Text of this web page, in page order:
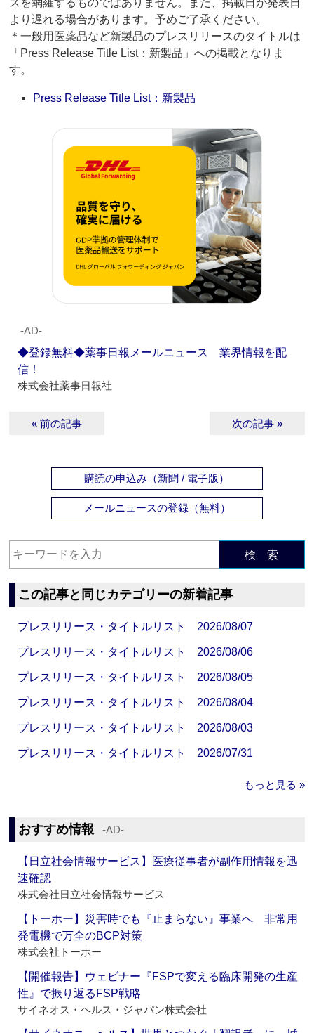
スを網羅するものではありません。また、掲載日が発表日
より遅れる場合があります。予めご了承ください。
＊一般用医薬品など新製品のプレスリリースのタイトルは
「Press Release Title List：新製品」への掲載となりま
す。
Press Release Title List：新製品
‐AD‐
◆登録無料◆薬事日報メールニュース 業界情報を配
信！
株式会社薬事日報社
« 前の記事 次の記事 »
購読の申込み（新聞 / 電子版）
メールニュースの登録（無料）
検 索
この記事と同じカテゴリーの新着記事
プレスリリース・タイトルリスト 2026/08/07
プレスリリース・タイトルリスト 2026/08/06
プレスリリース・タイトルリスト 2026/08/05
プレスリリース・タイトルリスト 2026/08/04
プレスリリース・タイトルリスト 2026/08/03
プレスリリース・タイトルリスト 2026/07/31
もっと見る »
おすすめ情報 ‐AD‐
【日立社会情報サービス】医療従事者が副作用情報を迅
速確認
株式会社日立社会情報サービス
【トーホー】災害時でも『止まらない』事業へ 非常用
発電機で万全のBCP対策
株式会社トーホー
【開催報告】ウェビナー『FSPで変える臨床開発の生産
性』で振り返るFSP戦略
サイネオス・ヘルス・ジャパン株式会社